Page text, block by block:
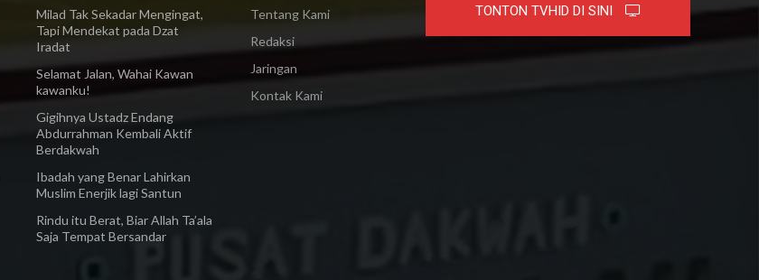
Milad Tak Sekadar Mengingat,
Tapi Mendekat pada Dzat
Iradat
Selamat Jalan, Wahai Kawan
kawanku!
Gigihnya Ustadz Endang
Abdurrahman Kembali Aktif
Berdakwah
Ibadah yang Benar Lahirkan
Muslim Enerjik lagi Santun
Rindu itu Berat, Biar Allah Ta’ala
Saja Tempat Bersandar
Tentang Kami
Redaksi
Jaringan
Kontak Kami
TONTON TVHID DI SINI